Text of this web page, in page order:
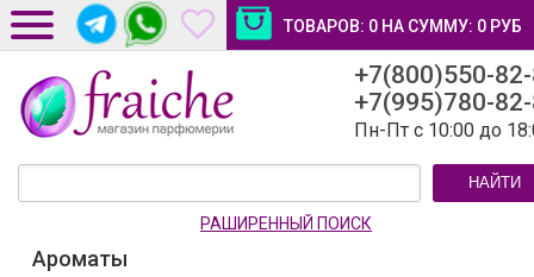
ТОВАРОВ: 0 НА СУММУ: 0 РУБ
ДОСТАВКА И ОПЛАТА
НОВОСТИ И СТАТЬИ
+7(800)550-
+7(995)780-
Пн-Пт с 10:00 до
НАЙТИ
РАШИРЕННЫЙ ПОИСК
Ароматы